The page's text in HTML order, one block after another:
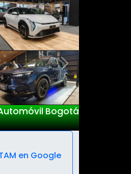
Bogotá
Next
en Google